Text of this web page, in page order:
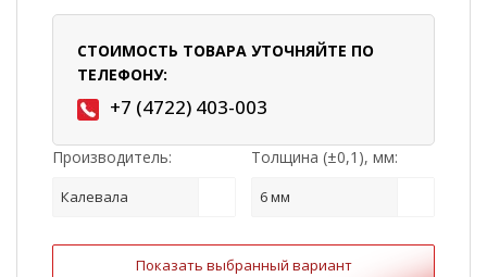
СТОИМОСТЬ ТОВАРА УТОЧНЯЙТЕ ПО
ТЕЛЕФОНУ:
+7 (4722) 403-003
Производитель:
Калевала
Толщина (±0,1), мм:
6 мм
Показать выбранный вариант